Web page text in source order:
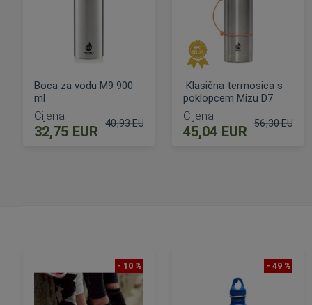
Boca za vodu M9 900
ml
Cijena
32,75 EUR Standardna cijena
40,93 EUR
Klasična termosica s
poklopcem Mizu D7
Cijena
45,04 EUR Standardna
56,30 EUR
- 10 % - 49 %